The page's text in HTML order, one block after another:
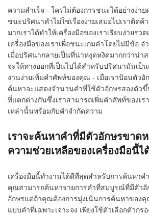
ความสำเร็จ - ใครไม่ต้องการชนะได้อย่างง่าย
ชนะปริศนาคำไม่ใช่เรื่องง่ายเสมอไปเราติดค้
มากเราได้ทำให้เครื่องมือของเราเรียบง่ายรว
เครื่องมือของเราเพื่อชนะเกมคำโดยไม่มีข้อ
เมื่อปริศนากลายเป็นที่น่าหงุดหงิดมากกว่าน่าส
จะให้ทางออกที่เป็นไปได้สำหรับปริศนามันเป็
งานง่ายเพิ่มคำศัพท์ของคุณ - เมื่อเราป้อนตัวอั
ค้นหาจะแสดงจำนวนคำที่ใช้ตัวอักษรสองตัวขึ้
ที่แตกต่างกันซึ่งเราสามารถเพิ่มคำศัพท์ของเร
เหล่านั้นพร้อมกับคำจำกัดความ
เราจะค้นหาคำที่มีตัวอักษรขาด
ความช่วยเหลือของเครื่องมือนี้ไ
เครื่องมือนี้ทำงานได้ดีที่สุดสำหรับการค้นหาค
คุณสามารถค้นหารายการคำที่สมบูรณ์ที่มีตัวอั
อักษรแต่ถ้าคุณต้องการมุ่งเน้นการค้นหาของ
แบบคำที่เฉพาะเจาะจง เพียงใช้ตัวเลือกตัวกร